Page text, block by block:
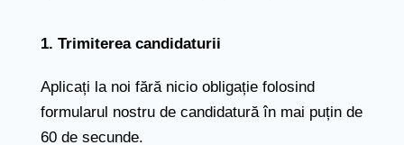
1. Trimiterea candidaturii
Aplicați la noi fără nicio obligație folosind
formularul nostru de candidatură în mai puțin de
60 de secunde.